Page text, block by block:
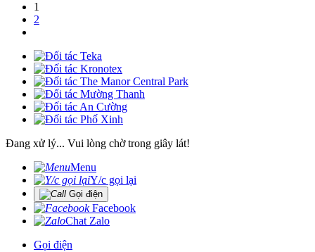
1
2
Đang xử lý... Vui lòng chờ trong giây lát!
Menu
Y/c gọi lại
Gọi điện
Facebook
Chat Zalo
Gọi điện